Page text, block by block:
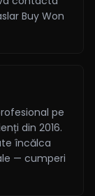
Buy Won
pe
din 2016.
încălca
— cumperi